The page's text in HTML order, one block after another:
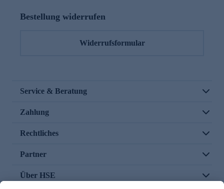
Bestellung widerrufen
Widerrufsformular
Service & Beratung
Zahlung
Rechtliches
Partner
Über HSE